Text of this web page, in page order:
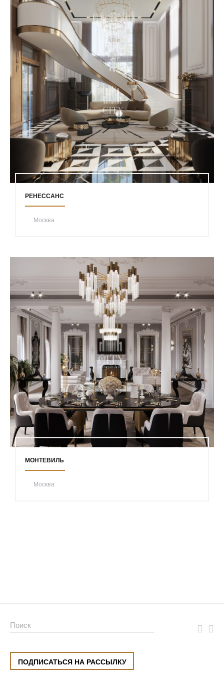
РЕНЕССАНС
Москва
МОНТЕВИЛЬ
Москва
ПОДПИСАТЬСЯ НА РАССЫЛКУ